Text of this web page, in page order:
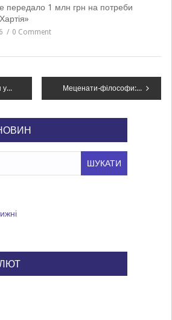
передало 1 млн грн на потреби
0 Comment
Разбираемся, виды упругих муфт, их классификация и назначение Меценати-філософи: хто викупив і дарує NAMU колекцію ескізів Федора Кричевського